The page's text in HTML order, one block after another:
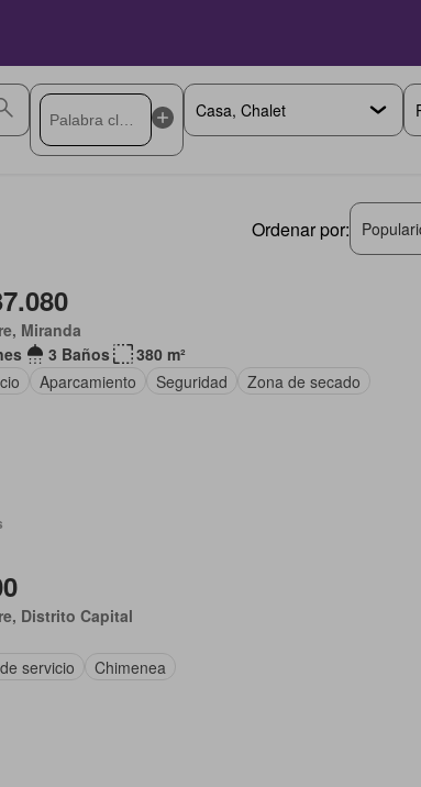
Ordenar por:
Miranda
3 Baños
380 m²
Aparcamiento Seguridad Zona de secado
Distrito Capital
servicio Chimenea